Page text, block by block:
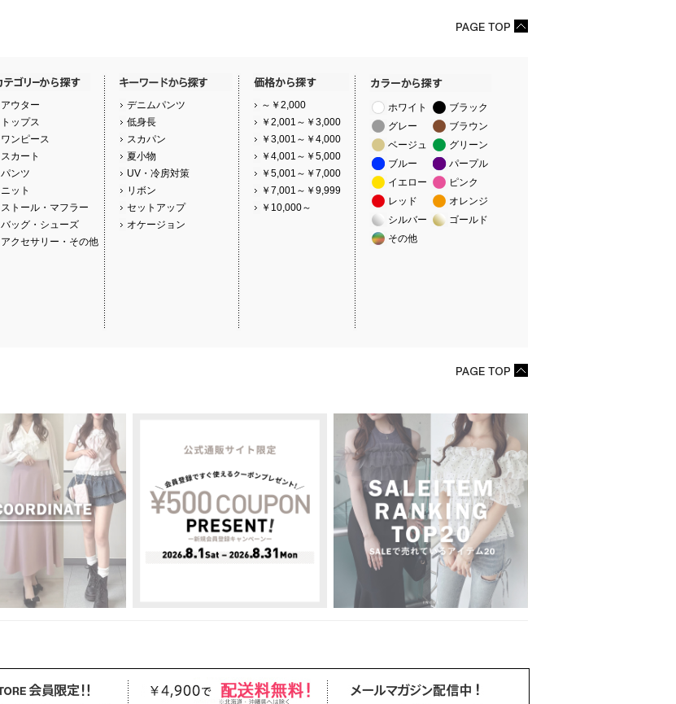
アウター
トップス
ワンピース
スカート
パンツ
ニット
ストール・マフラー
バッグ・シューズ
アクセサリー・その他
デニムパンツ
低身長
スカパン
夏小物
UV・冷房対策
リボン
セットアップ
オケージョン
～￥2,000
￥2,001～￥3,000
￥3,001～￥4,000
￥4,001～￥5,000
￥5,001～￥7,000
￥7,001～￥9,999
￥10,000～
ホワイト
ブラック
グレー
ブラウン
ベージュ
グリーン
ブルー
パープル
イエロー
ピンク
レッド
オレンジ
シルバー
ゴールド
その他